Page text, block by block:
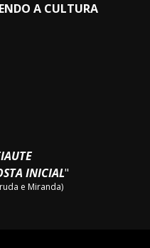
A CULTURA
INICIAL"
e Miranda)